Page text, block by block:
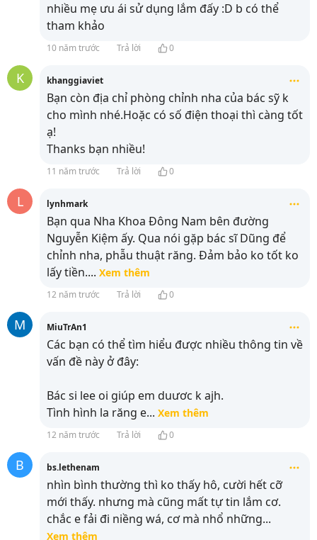
nhiều mẹ ưu ái sử dụng lắm đấy :D b có thể
tham khảo
10 năm trước Trả lời 0
K khanggiaviet
Bạn còn địa chỉ phòng chỉnh nha của bác sỹ k
cho mình nhé.Hoặc có số điện thoại thì càng tốt
ạ!
Thanks bạn nhiều!
11 năm trước Trả lời 0
L lynhmark
Bạn qua Nha Khoa Đông Nam bên đường
Nguyễn Kiệm ấy. Qua nói gặp bác sĩ Dũng để
chỉnh nha, phẫu thuật răng. Đảm bảo ko tốt ko
lấy tiền.... Xem thêm
12 năm trước Trả lời 0
M MiuTrAn1
Các bạn có thể tìm hiểu được nhiều thông tin về
vấn đề này ở đây:
Bác si lee oi giúp em duươc k ajh.
Tình hình la răng e... Xem thêm
12 năm trước Trả lời 0
B bs.lethenam
nhìn bình thường thì ko thấy hô, cười hết cỡ
mới thấy. nhưng mà cũng mất tự tin lắm cơ.
chắc e fải đi niềng wá, cơ mà nhổ những...
Xem thêm